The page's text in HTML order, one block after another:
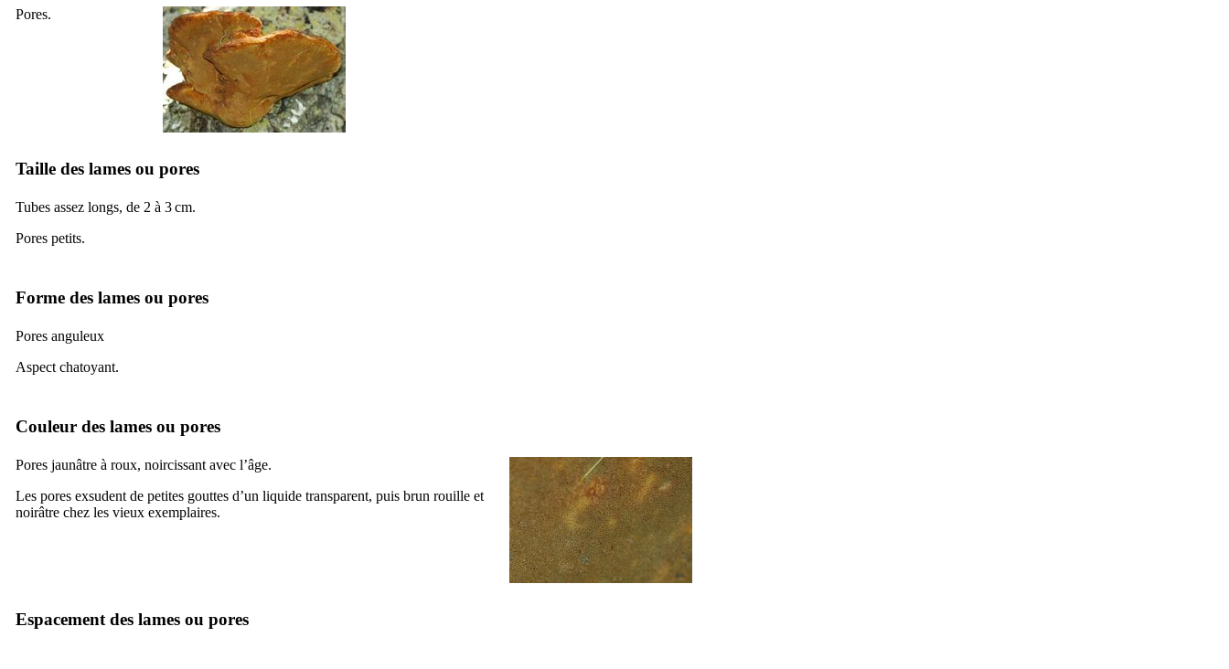
Pores.
Taille des lames ou pores
Tubes assez longs, de 2 à 3 cm.
Pores petits.
Forme des lames ou pores
Pores anguleux
Aspect chatoyant.
Couleur des lames ou pores
Pores jaunâtre à roux, noircissant avec l’âge.
Les pores exsudent de petites gouttes d’un liquide transparent, puis brun rouille et
noirâtre chez les vieux exemplaires.
Espacement des lames ou pores